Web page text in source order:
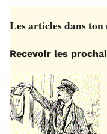
Les articles dans
Recevoir les